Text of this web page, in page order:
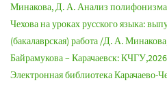
Минакова, Д. А. Анализ
Чехова на уроках русского языка:
(бакалаврская) работа /Д. А.
Байрамукова – Карачаевск:
Электронная библиотека Карачаево-